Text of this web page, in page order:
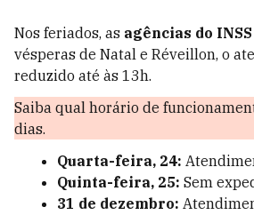
Nos feriados, as agências do
vésperas de Natal e Réveillon, o
reduzido até às 13h.
Saiba qual horário de
dias.
Quarta-feira, 24:
Quinta-feira, 25: Sem
31 de dezembro: